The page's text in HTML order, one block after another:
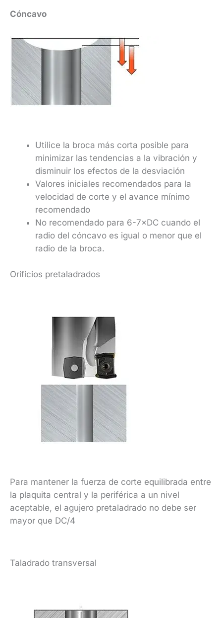
Cóncavo
Utilice la broca más corta posible para
minimizar las tendencias a la vibración y
disminuir los efectos de la desviación
Valores iniciales recomendados para la
velocidad de corte y el avance mínimo
recomendado
No recomendado para 6-7×DC cuando el
radio del cóncavo es igual o menor que el
radio de la broca.
Orificios pretaladrados
Para mantener la fuerza de corte equilibrada entre
la plaquita central y la periférica a un nivel
aceptable, el agujero pretaladrado no debe ser
mayor que DC/4
Taladrado transversal